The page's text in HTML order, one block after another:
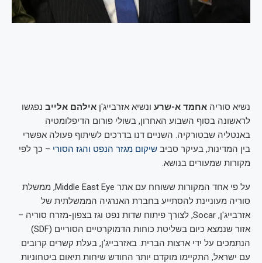
נשיא סוריה אחמד א-שרע ונשיא אזרבייג'ן אילהם אלייב נפגשו
לראשונה בסוף השבוע האחרון, בשולי פורום הדיפלומטיה
באנטליה שבטורקיה. השניים דנו בדרכים לשיתוף פעולה אפשרי
בין המדינות, בעיקר סביב שיקום מגזר הנפט והגז הסורי – כך לפי
מקורות שמעורים בנושא.
על פי אחד המקורות ששוחח עם אתר Middle East Eye, ממשלת
סוריה מעוניינת להסתייע בחברת האנרגיה הממשלתית של
אזרבייג'ן, Socar, לצורך פיתוח שדות נפט וגז בצפון-מזרח סוריה –
אזור שנמצא כיום בשליטת כוחות הדמוקרטיים הסוריים (SDF)
הנתמכים על ידי ארצות הברית. באזרבייג'ן, בעלת קשרים קרובים
עם ישראל, התקיימו מוקדם יותר החודש שיחות תיאום ביטחוניות